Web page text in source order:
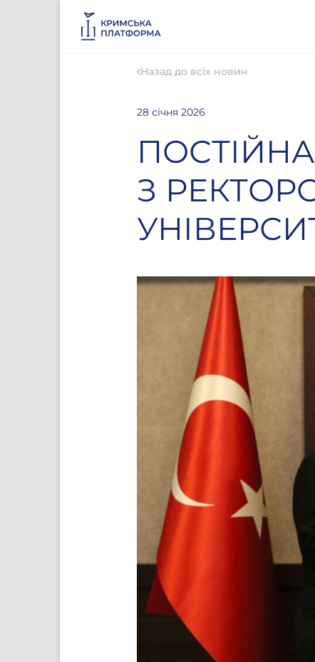
Назад до всіх новин
28 січня 2026
З